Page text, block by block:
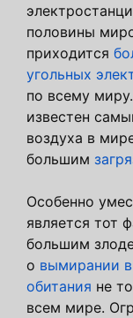
половины
приходится
угольных
по всему
известен
воздуха в
большим
Особенно
является тот
большим
о вымирании
обитания не
всем мире.